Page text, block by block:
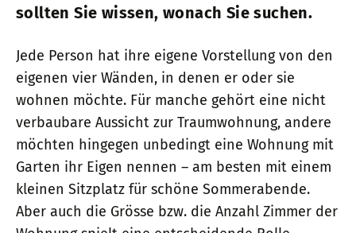
sollten Sie wissen, wonach Sie suchen.
Jede Person hat ihre eigene Vorstellung von den
eigenen vier Wänden, in denen er oder sie
wohnen möchte. Für manche gehört eine nicht
verbaubare Aussicht zur Traumwohnung, andere
möchten hingegen unbedingt eine Wohnung mit
Garten ihr Eigen nennen – am besten mit einem
kleinen Sitzplatz für schöne Sommerabende.
Aber auch die Grösse bzw. die Anzahl Zimmer der